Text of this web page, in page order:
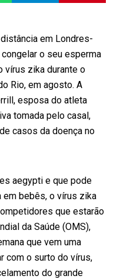
em Londres-
o seu esperma
vírus zika durante o
Rio, em agosto. A
esposa do atleta
tomada pelo casal,
casos da doença no
aegypti e que pode
em bebês, o vírus zika
que estarão
da Saúde (OMS),
que vem uma
com o surto do vírus,
do grande